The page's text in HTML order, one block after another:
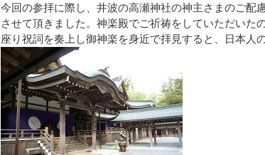
今回の参拝に際し、井波の高瀬神社の神主さまのご配
させて頂きました。神楽殿でご祈祷をしていただいた
座り祝詞を奏上し御神楽を身近で拝見すると、日本人